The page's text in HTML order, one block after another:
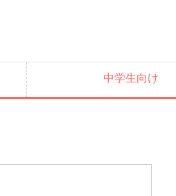
中学生向け